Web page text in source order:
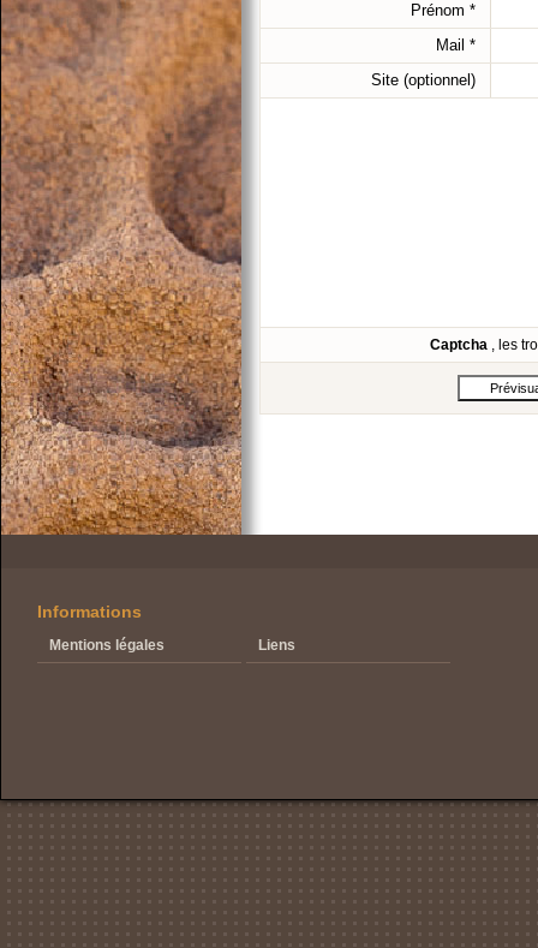
Prénom *
Mail *
Site (optionnel)
Captcha , les
Informations
Mentions légales Liens